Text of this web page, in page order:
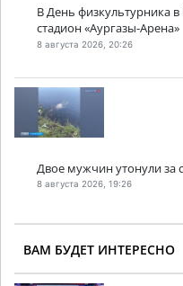
В День физкультурника
стадион «Аургазы-Арена»
8 августа 2026, 20:26
Двое мужчин утонули за
8 августа 2026, 19:26
ВАМ БУДЕТ ИНТЕРЕСНО